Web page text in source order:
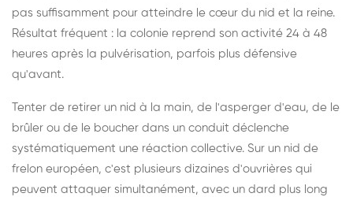
pas suffisamment pour atteindre le cœur du nid et la reine.
Résultat fréquent : la colonie reprend son activité 24 à 48
heures après la pulvérisation, parfois plus défensive
qu'avant.
Tenter de retirer un nid à la main, de l'asperger d'eau, de le
brûler ou de le boucher dans un conduit déclenche
systématiquement une réaction collective. Sur un nid de
frelon européen, c'est plusieurs dizaines d'ouvrières qui
peuvent attaquer simultanément, avec un dard plus long